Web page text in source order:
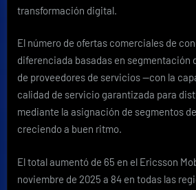
transformación digital.
El número de ofertas comerciales de
diferenciada basadas en segmentación
de proveedores de servicios —con la
calidad de servicio garantizada para
mediante la asignación de segmentos
creciendo a buen ritmo.
El total aumentó de 65 en el Ericsson
noviembre de 2025 a 84 en todas las